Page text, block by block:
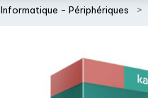
Informatique - Périphériques